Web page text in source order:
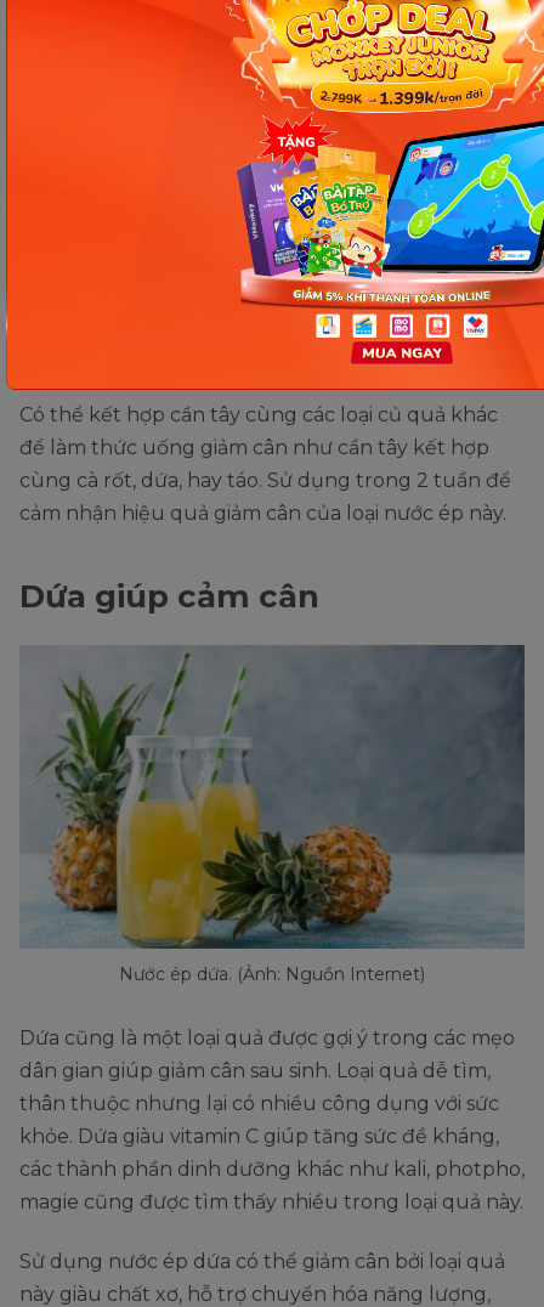
Uống nước cần tây xay mỗi ngày giúp thanh lọc cơ
thể, đốt cháy mỡ thừa và giảm cân hiệu quả.
Cách làm sinh tố cần tây:
Chuẩn bị 400-500g cần tây, sơ chế sạch, cắt
khúc nhỏ để ráo nước
Cho vào máy ép ép thành nước
Đổ ra ly rồi cho thêm 1 ít muối vào để thưởng
Có thể kết hợp cần tây cùng các loại củ quả khác
để làm thức uống giảm cân như cần tây kết hợp
cùng cà rốt, dứa, hay táo. Sử dụng trong 2 tuần để
cảm nhận hiệu quả giảm cân của loại nước ép này.
Dứa giúp cảm cân
Nước ép dứa. (Ảnh: Nguồn Internet)
Dứa cũng là một loại quả được gợi ý trong các mẹo
dân gian giúp giảm cân sau sinh. Loại quả dễ tìm,
thân thuộc nhưng lại có nhiều công dụng với sức
khỏe. Dứa giàu vitamin C giúp tăng sức đề kháng,
các thành phần dinh dưỡng khác như kali, photpho,
magie cũng được tìm thấy nhiều trong loại quả này.
Sử dụng nước ép dứa có thể giảm cân bởi loại quả
này giàu chất xơ, hỗ trợ chuyển hóa năng lượng,